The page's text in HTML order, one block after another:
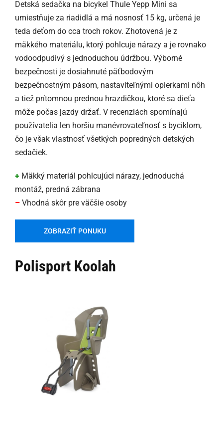
Detská sedačka na bicykel Thule Yepp Mini sa
umiestňuje za riadidlá a má nosnosť 15 kg, určená je
teda deťom do cca troch rokov. Zhotovená je z
mäkkého materiálu, ktorý pohlcuje nárazy a je rovnako
vodoodpudivý s jednoduchou údržbou. Výborné
bezpečnosti je dosiahnuté päťbodovým
bezpečnostným pásom, nastaviteľnými opierkami nôh
a tiež prítomnou prednou hrazdičkou, ktoré sa dieťa
môže počas jazdy držať. V recenziách spomínajú
používatelia len horšiu manévrovateľnosť s byciklom,
čo je však vlastnosť všetkých popredných detských
sedačiek.
+ Mäkký materiál pohlcujúci nárazy, jednoduchá
montáž, predná zábrana
– Vhodná skôr pre väčšie osoby
ZOBRAZIŤ PONUKU
Polisport Koolah